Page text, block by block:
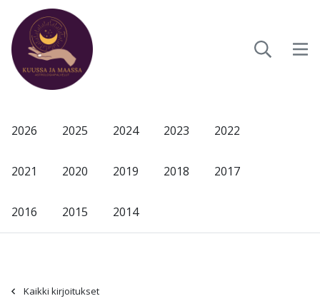
2026 2025 2024 2023 2022
2021 2020 2019 2018 2017
2016 2015 2014
Kaikki kirjoitukset